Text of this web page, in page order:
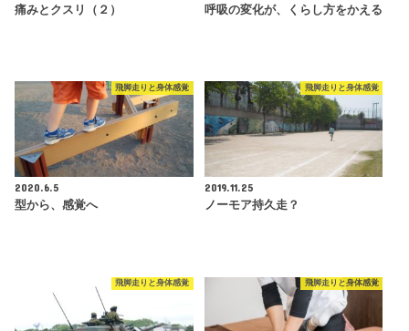
痛みとクスリ（２）
呼吸の変化が、くらし方をかえる
飛脚走りと身体感覚
2020.6.5
型から、感覚へ
飛脚走りと身体感覚
2019.11.25
ノーモア持久走？
飛脚走りと身体感覚 飛脚走りと身体感覚